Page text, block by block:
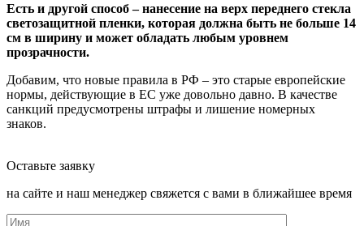
Есть и другой способ – нанесение на верх переднего стекла
светозащитной пленки, которая должна быть не больше 14
см в ширину и может обладать любым уровнем
прозрачности.
Добавим, что новые правила в РФ – это старые европейские
нормы, действующие в ЕС уже довольно давно. В качестве
санкций предусмотрены штрафы и лишение номерных
знаков.
Оставьте заявку
на сайте и наш менеджер свяжется с вами в ближайшее время